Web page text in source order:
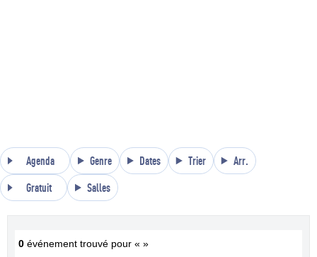
Agenda Genre Dates Trier Arr.
Gratuit Salles
0 événement trouvé pour « »